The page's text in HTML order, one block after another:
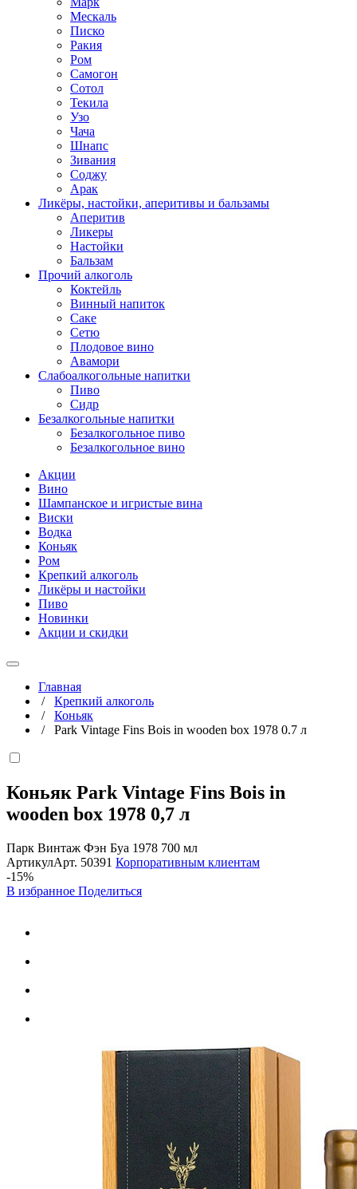
Мескаль
Писко
Ракия
Ром
Самогон
Сотол
Текила
Узо
Чача
Шнапс
Зивания
Соджу
Арак
Ликёры, настойки, аперитивы и бальзамы
Аперитив
Ликеры
Настойки
Бальзам
Прочий алкоголь
Коктейль
Винный напиток
Саке
Сетю
Плодовое вино
Авамори
Слабоалкогольные напитки
Пиво
Сидр
Безалкогольные напитки
Безалкогольное пиво
Безалкогольное вино
Акции
Вино
Шампанское и игристые вина
Виски
Водка
Коньяк
Ром
Крепкий алкоголь
Ликёры и настойки
Пиво
Новинки
Акции и скидки
Главная
/ Крепкий алкоголь
/ Коньяк
/ Park Vintage Fins Bois in wooden box 1978 0.7 л
Коньяк Park Vintage Fins Bois in
wooden box 1978 0,7 л
Парк Винтаж Фэн Буа 1978 700 мл
АртикулАрт. 50391 Корпоративным клиентам
-15%
В избранное Поделиться